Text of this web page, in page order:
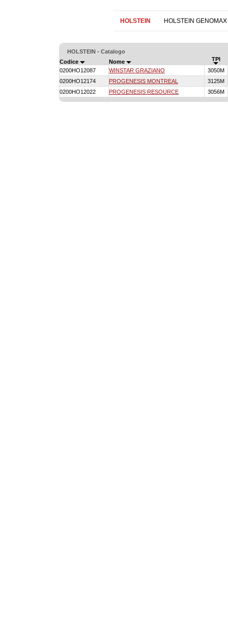
HOLSTEIN HOLSTEIN GENOMAX
HOLSTEIN - Catalogo
Codice
Nome
TPI
0200HO12087
WINSTAR GRAZIANO
3050M
0200HO12174
PROGENESIS MONTREAL
3125M
0200HO12022
PROGENESIS RESOURCE 3056M